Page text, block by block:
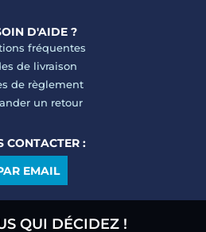
QUI DÉCIDEZ !
D'AIDE ?
fréquentes
de livraison
de règlement
un retour
CONTACTER :
EMAIL